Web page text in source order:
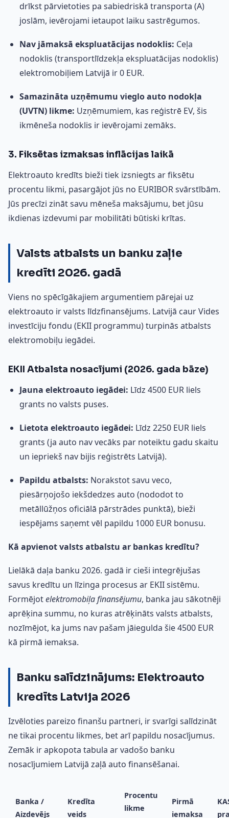
drīkst pārvietoties pa sabiedriskā transporta (A)
joslām, ievērojami ietaupot laiku sastrēgumos.
Nav jāmaksā ekspluatācijas nodoklis: Ceļa
nodoklis (transportlīdzekļa ekspluatācijas nodoklis)
elektromobiļiem Latvijā ir 0 EUR.
Samazināta uzņēmumu vieglo auto nodokļa
(UVTN) likme: Uzņēmumiem, kas reģistrē EV, šis
ikmēneša nodoklis ir ievērojami zemāks.
3. Fiksētas izmaksas inflācijas laikā
Elektroauto kredīts bieži tiek izsniegts ar fiksētu
procentu likmi, pasargājot jūs no EURIBOR svārstībām.
Jūs precīzi zināt savu mēneša maksājumu, bet jūsu
ikdienas izdevumi par mobilitāti būtiski krītas.
Valsts atbalsts un banku zaļie
kredīti 2026. gadā
Viens no spēcīgākajiem argumentiem pārejai uz
elektroauto ir valsts līdzfinansējums. Latvijā caur Vides
investīciju fondu (EKII programmu) turpinās atbalsts
elektromobiļu iegādei.
EKII Atbalsta nosacījumi (2026. gada bāze)
Jauna elektroauto iegādei: Līdz 4500 EUR liels
grants no valsts puses.
Lietota elektroauto iegādei: Līdz 2250 EUR liels
grants (ja auto nav vecāks par noteiktu gadu skaitu
un iepriekš nav bijis reģistrēts Latvijā).
Papildu atbalsts: Norakstot savu veco,
piesārņojošo iekšdedzes auto (nododot to
metāllūžņos oficiālā pārstrādes punktā), bieži
iespējams saņemt vēl papildu 1000 EUR bonusu.
Kā apvienot valsts atbalstu ar bankas kredītu?
Lielākā daļa banku 2026. gadā ir cieši integrējušas
savus kredītu un līzinga procesus ar EKII sistēmu.
Formējotelektromobiļa finansējumu, banka jau sākotnēji
aprēķina summu, no kuras atrēķināts valsts atbalsts,
nozīmējot, ka jums nav pašam jāiegulda šie 4500 EUR
kā pirmā iemaksa.
Banku salīdzinājums: Elektroauto
kredīts Latvija 2026
Izvēloties pareizo finanšu partneri, ir svarīgi salīdzināt
ne tikai procentu likmes, bet arī papildu nosacījumus.
Zemāk ir apkopota tabula ar vadošo banku
nosacījumiem Latvijā zaļā auto finansēšanai.
Banka /
Aizdevējs
Kredīta
veids
Procentu
likme
Pirmā
iemaksa